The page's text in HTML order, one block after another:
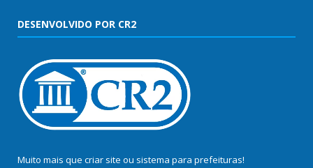
DESENVOLVIDO POR CR2
Muito mais que criar site ou sistema para prefeituras!